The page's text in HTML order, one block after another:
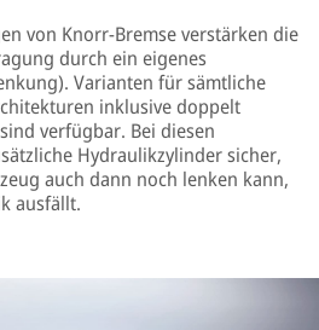
von Knorr-Bremse verstärken die
durch ein eigenes
Varianten für sämtliche
inklusive doppelt
verfügbar. Bei diesen
Hydraulikzylinder sicher,
auch dann noch lenken kann,
ausfällt.